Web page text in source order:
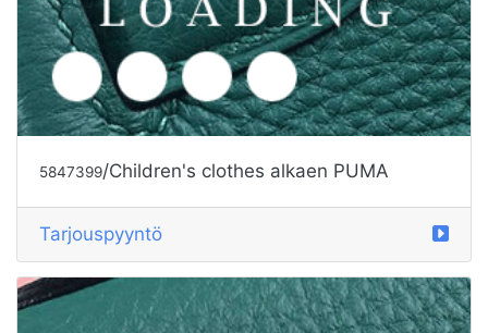
5829723/Children's Clothes alkaen PUMA
Tarjouspyyntö